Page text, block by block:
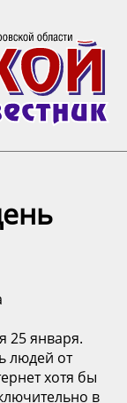
25 января.
людей от
хотя бы
в